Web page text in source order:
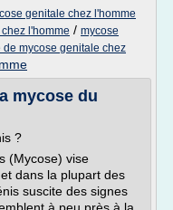
genitale chez l'homme
l'homme / mycose
de mycose genitale chez
mycose du
?
(Mycose) vise
dans la plupart des
suscite des signes